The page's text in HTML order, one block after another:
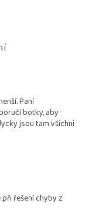
Paní
botky, aby
jsou tam všichni
řešení chyby z